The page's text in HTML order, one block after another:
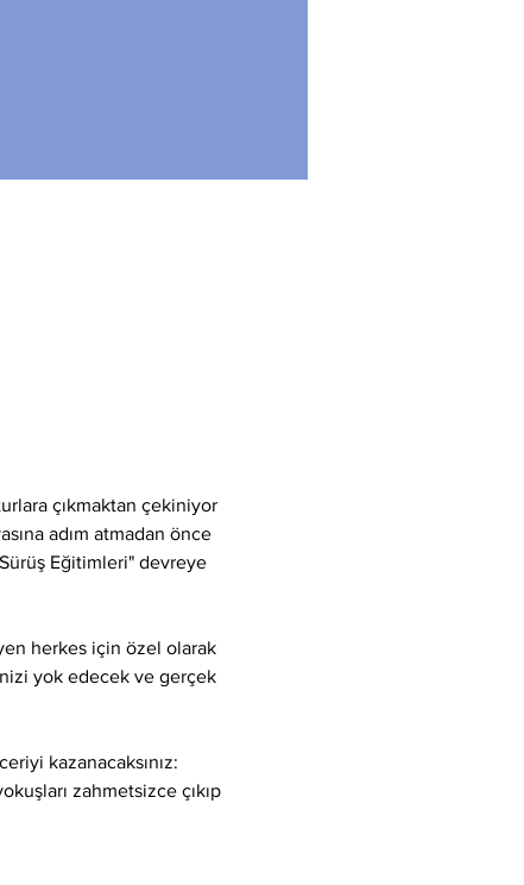
çıkmaktan çekiniyor
adım atmadan önce
Eğitimleri" devreye
herkes için özel olarak
yok edecek ve gerçek
kazanacaksınız:
zahmetsizce çıkıp